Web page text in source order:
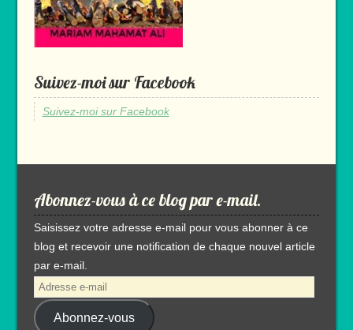
Suivez-moi sur Facebook
Suivez-moi sur Facebook
Abonnez-vous à ce blog par e-mail.
Saisissez votre adresse e-mail pour vous abonner à ce
blog et recevoir une notification de chaque nouvel article
par e-mail.
Adresse
e-
mail Abonnez-vous